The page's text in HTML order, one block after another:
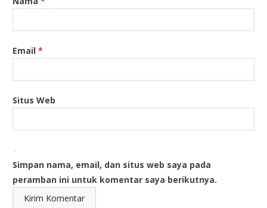
Email*
Situs Web
Simpan nama, email, dan situs web saya pada
peramban ini untuk komentar saya berikutnya.